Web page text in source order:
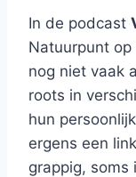
In de podcast
Natuurpunt
nog niet vaak
roots in
hun
ergens een
grappig, soms